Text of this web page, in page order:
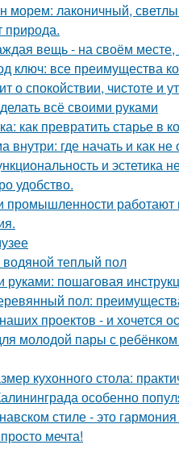
морем: лаконичный,
природа.
вещь - на своём
ключ: все преимущества
о спокойствии, чистоте и
всё своими руками
как превратить старье в
где начать и как не
и эстетика
удобство.
промышленности работают
теплый пол
пошаговая
пол:
проектов - и хочется
молодой пары с
кухонного стола:
особенно
стиле - это
мечта!